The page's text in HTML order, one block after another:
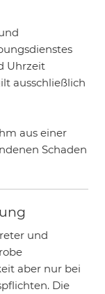
Uhrzeit
ausschließlich
aus einer
Schaden
und
aber nur bei
Die